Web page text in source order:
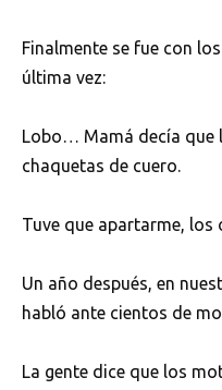
Finalmente se fue con
última vez:
Lobo… Mamá decía que
chaquetas de cuero.
Tuve que apartarme, los
Un año después, en
habló ante cientos de
La gente dice que los